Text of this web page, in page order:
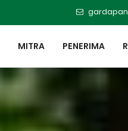
MITRA PENERIMA